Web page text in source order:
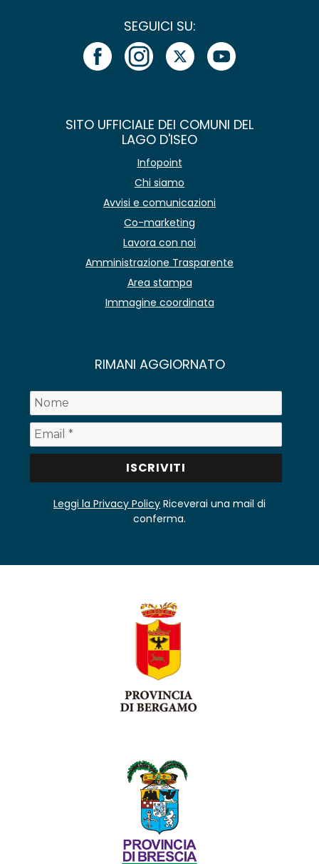
SEGUICI SU:
SITO UFFICIALE DEI COMUNI DEL
LAGO D'ISEO
Infopoint
Chi siamo
Avvisi e comunicazioni
Co-marketing
Lavora con noi
Amministrazione Trasparente
Area stampa
Immagine coordinata
RIMANI AGGIORNATO
Leggi la Privacy Policy Riceverai una mail di
conferma.